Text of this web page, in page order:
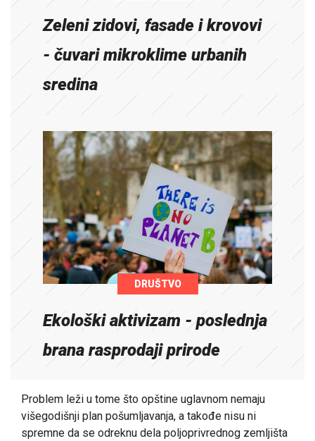
Zeleni zidovi, fasade i krovovi
- čuvari mikroklime urbanih
sredina
DRUŠTVO
Ekološki aktivizam - poslednja
brana rasprodaji prirode
Problem leži u tome što opštine uglavnom nemaju
višegodišnji plan pošumljavanja, a takođe nisu ni
spremne da se odreknu dela poljoprivrednog zemljišta